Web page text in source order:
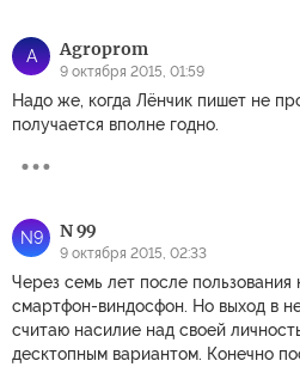
A Agroprom
9 октября 2015, 01:59
Надо же, когда Лёнчик пишет не
получается вполне годно.
N9 N 99
9 октября 2015, 02:33
Через семь лет после
смартфон-виндосфон. Но выход в
считаю насилие над своей
десктопным вариантом. Конечно